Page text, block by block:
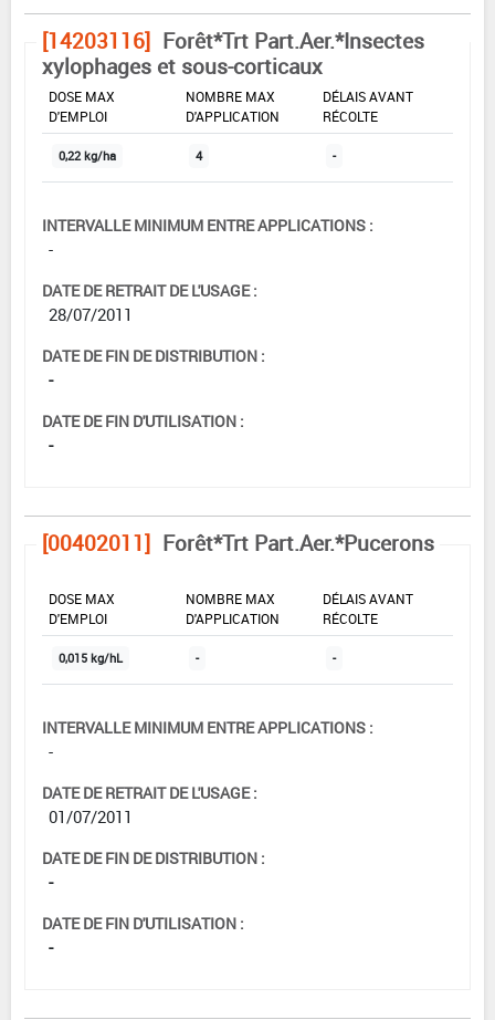
[14203116] Forêt*Trt Part.Aer.*Insectes
xylophages et sous-corticaux
DOSE MAX
D'EMPLOI
NOMBRE MAX
D'APPLICATION
DÉLAIS AVANT
RÉCOLTE
0,22 kg/ha 4 -
INTERVALLE MINIMUM ENTRE APPLICATIONS :
-
DATE DE RETRAIT DE L'USAGE :
28/07/2011
DATE DE FIN DE DISTRIBUTION :
-
DATE DE FIN D'UTILISATION :
-
[00402011] Forêt*Trt Part.Aer.*Pucerons
DOSE MAX
D'EMPLOI
NOMBRE MAX
D'APPLICATION
DÉLAIS AVANT
RÉCOLTE
0,015 kg/hL - -
INTERVALLE MINIMUM ENTRE APPLICATIONS :
-
DATE DE RETRAIT DE L'USAGE :
01/07/2011
DATE DE FIN DE DISTRIBUTION :
-
DATE DE FIN D'UTILISATION :
-